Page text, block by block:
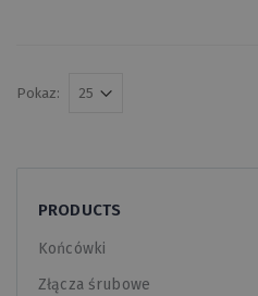
Pokaz:
PRODUCTS
Końcówki
Złącza śrubowe